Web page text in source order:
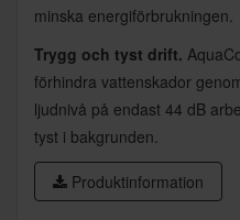
minska energiförbrukningen.
Trygg och tyst drift.
förhindra vattenskador
ljudnivå på endast 44 dB
tyst i bakgrunden.
Produktinformation